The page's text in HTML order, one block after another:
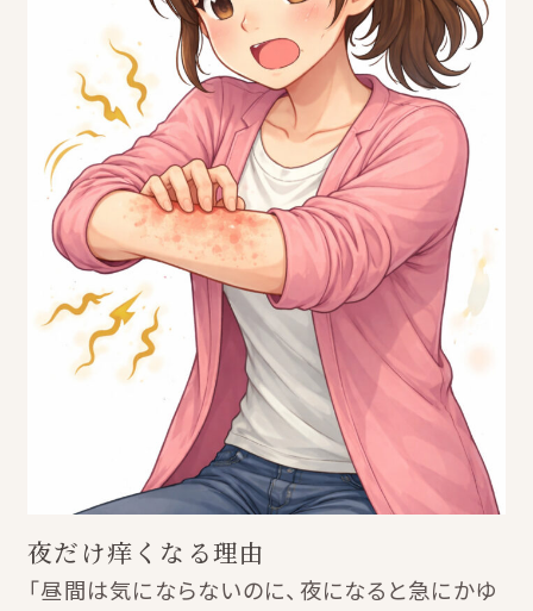
夜だけ痒くなる理由
「昼間は気にならないのに、夜になると急にかゆ